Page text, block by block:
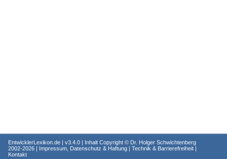
EntwicklerLexikon.de | v3.4.0 | Inhalt Copyright © Dr. Holger Schwichtenberg
2002-2026 | Impressum, Datenschutz & Haftung | Technik & Barrierefreiheit |
Kontakt